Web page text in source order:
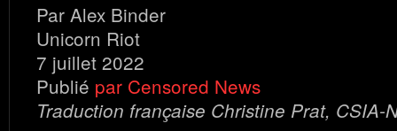
Par Alex Binder
Unicorn Riot
7 juillet 2022
Publié par Censored News
Traduction française Christine Prat, CSIA-